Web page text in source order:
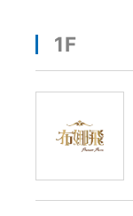
1F